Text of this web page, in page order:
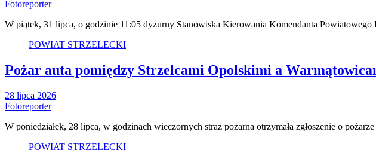
Fotoreporter
W piątek, 31 lipca, o godzinie 11:05 dyżurny Stanowiska Kierowania Komendanta
POWIAT STRZELECKI
Pożar auta pomiędzy Strzelcami Opolskimi a
28 lipca 2026
Fotoreporter
W poniedziałek, 28 lipca, w godzinach wieczornych straż pożarna otrzymała zgłoszenie o
POWIAT STRZELECKI